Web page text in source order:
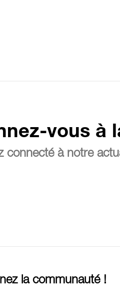
vous à
connecté à notre
la communauté !